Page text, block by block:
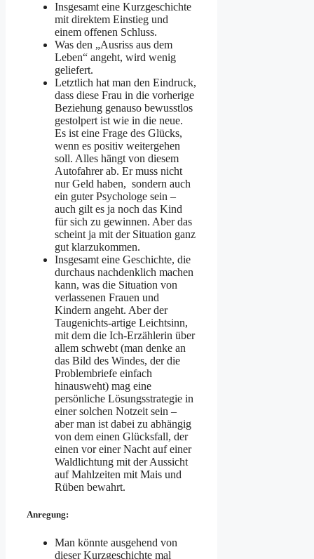
Insgesamt eine Kurzgeschichte
mit direktem Einstieg und
einem offenen Schluss.
Was den „Ausriss aus dem
Leben“ angeht, wird wenig
geliefert.
Letztlich hat man den Eindruck,
dass diese Frau in die vorherige
Beziehung genauso bewusstlos
gestolpert ist wie in die neue.
Es ist eine Frage des Glücks,
wenn es positiv weitergehen
soll. Alles hängt von diesem
Autofahrer ab. Er muss nicht
nur Geld haben, sondern auch
ein guter Psychologe sein –
auch gilt es ja noch das Kind
für sich zu gewinnen. Aber das
scheint ja mit der Situation ganz
gut klarzukommen.
Insgesamt eine Geschichte, die
durchaus nachdenklich machen
kann, was die Situation von
verlassenen Frauen und
Kindern angeht. Aber der
Taugenichts-artige Leichtsinn,
mit dem die Ich-Erzählerin über
allem schwebt (man denke an
das Bild des Windes, der die
Problembriefe einfach
hinausweht) mag eine
persönliche Lösungsstrategie in
einer solchen Notzeit sein –
aber man ist dabei zu abhängig
von dem einen Glücksfall, der
einen vor einer Nacht auf einer
Waldlichtung mit der Aussicht
auf Mahlzeiten mit Mais und
Rüben bewahrt.
Anregung:
Man könnte ausgehend von
dieser Kurzgeschichte mal